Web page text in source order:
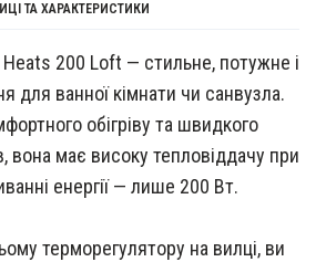
ТА ХАРАКТЕРИСТИКИ
200 Loft — стильне, потужне і
для ванної кімнати чи санвузла.
обігріву та швидкого
вона має високу тепловіддачу при
енергії — лише 200 Вт.
терморегулятору на вилці, ви